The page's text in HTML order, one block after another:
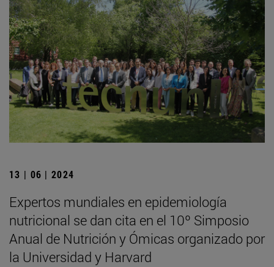
13 | 06 | 2024
Expertos mundiales en epidemiología
nutricional se dan cita en el 10º Simposio
Anual de Nutrición y Ómicas organizado por
la Universidad y Harvard